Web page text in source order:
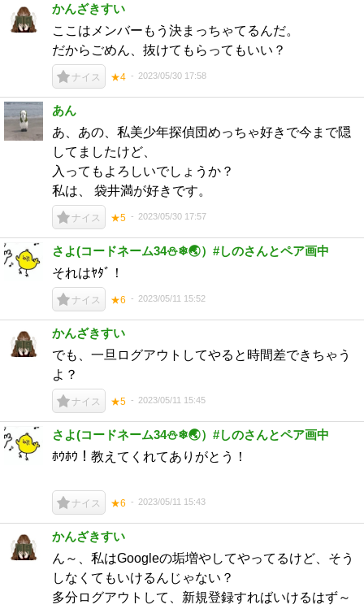
かんざきすい
ここはメンバーもう決まっちゃてるんだ。
だからごめん、抜けてもらってもいい？
ナイス ★4 2023/05/30 17:58
あん
あ、あの、私美少年探偵団めっちゃ好きで今まで隠
してましたけど、
入ってもよろしいでしょうか？
私は、 袋井満が好きです。
ナイス ★5 2023/05/30 17:57
さよ(コードネーム34⛄❄🌏）#しのさんとペア画中
それはﾔﾀﾞ！
ナイス ★6 2023/05/11 15:52
かんざきすい
でも、一旦ログアウトしてやると時間差できちゃう
よ？
ナイス ★5 2023/05/11 15:45
さよ(コードネーム34⛄❄🌏）#しのさんとペア画中
ﾎｳﾎｳ！教えてくれてありがとう！
ナイス ★6 2023/05/11 15:43
かんざきすい
ん～、私はGoogleの垢増やしてやってるけど、そう
しなくてもいけるんじゃない？
多分ログアウトして、新規登録すればいけるはず～